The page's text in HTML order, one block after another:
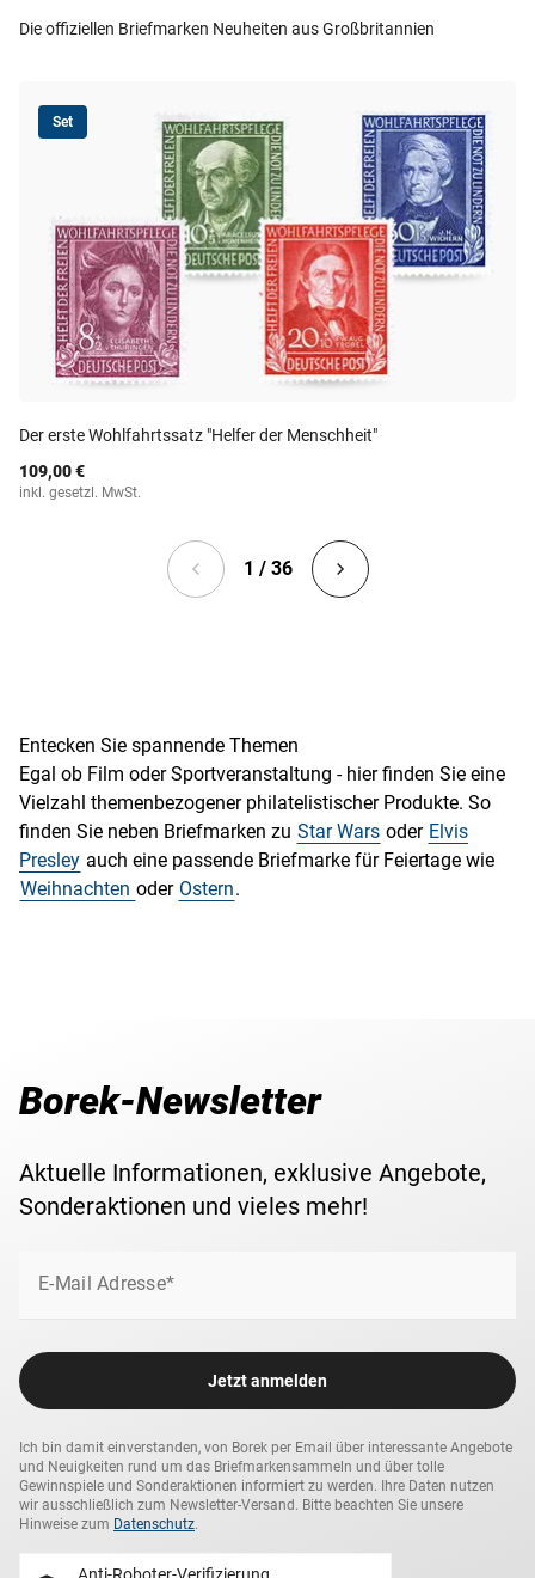
Die offiziellen Briefmarken Neuheiten aus Großbritannien
Set
Der erste Wohlfahrtssatz "Helfer der Menschheit"
109,00 €
inkl. gesetzl. MwSt.
1 / 36
Entecken Sie spannende Themen
Egal ob Film oder Sportveranstaltung - hier finden Sie eine
Vielzahl themenbezogener philatelistischer Produkte. So
finden Sie neben Briefmarken zu Star Wars oder Elvis
Presley auch eine passende Briefmarke für Feiertage wie
Weihnachten oder Ostern.
Borek-Newsletter
Aktuelle Informationen, exklusive Angebote,
Sonderaktionen und vieles mehr!
E-Mail Adresse*
Jetzt anmelden
Ich bin damit einverstanden, von Borek per Email über interessante Angebote
und Neuigkeiten rund um das Briefmarkensammeln und über tolle
Gewinnspiele und Sonderaktionen informiert zu werden. Ihre Daten nutzen
wir ausschließlich zum Newsletter-Versand. Bitte beachten Sie unsere
Hinweise zum Datenschutz.